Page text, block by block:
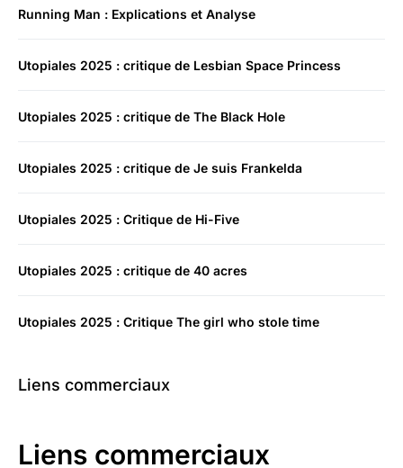
Running Man : Explications et Analyse
Utopiales 2025 : critique de Lesbian Space Princess
Utopiales 2025 : critique de The Black Hole
Utopiales 2025 : critique de Je suis Frankelda
Utopiales 2025 : Critique de Hi-Five
Utopiales 2025 : critique de 40 acres
Utopiales 2025 : Critique The girl who stole time
Liens commerciaux
Liens commerciaux